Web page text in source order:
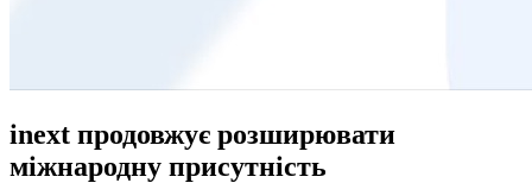
inext продовжує розширювати
міжнародну присутність